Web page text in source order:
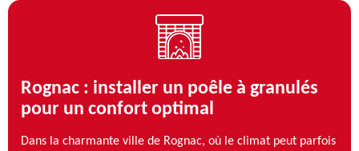
Rognac : installer un poêle à granulés
pour un confort optimal
Dans la charmante ville de Rognac, où le climat peut parfois